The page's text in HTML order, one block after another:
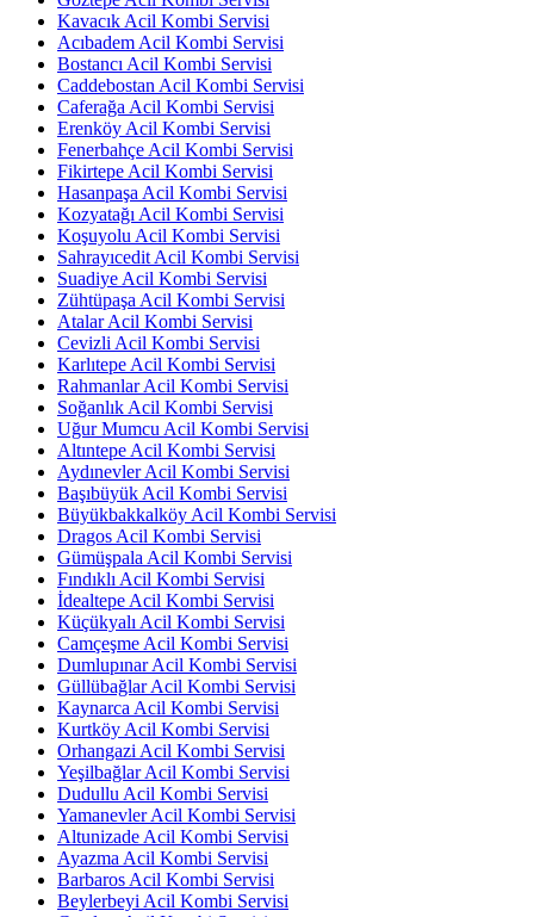
Kavacık Acil Kombi Servisi
Acıbadem Acil Kombi Servisi
Bostancı Acil Kombi Servisi
Caddebostan Acil Kombi Servisi
Caferağa Acil Kombi Servisi
Erenköy Acil Kombi Servisi
Fenerbahçe Acil Kombi Servisi
Fikirtepe Acil Kombi Servisi
Hasanpaşa Acil Kombi Servisi
Kozyatağı Acil Kombi Servisi
Koşuyolu Acil Kombi Servisi
Sahrayıcedit Acil Kombi Servisi
Suadiye Acil Kombi Servisi
Zühtüpaşa Acil Kombi Servisi
Atalar Acil Kombi Servisi
Cevizli Acil Kombi Servisi
Karlıtepe Acil Kombi Servisi
Rahmanlar Acil Kombi Servisi
Soğanlık Acil Kombi Servisi
Uğur Mumcu Acil Kombi Servisi
Altıntepe Acil Kombi Servisi
Aydınevler Acil Kombi Servisi
Başıbüyük Acil Kombi Servisi
Büyükbakkalköy Acil Kombi Servisi
Dragos Acil Kombi Servisi
Gümüşpala Acil Kombi Servisi
Fındıklı Acil Kombi Servisi
İdealtepe Acil Kombi Servisi
Küçükyalı Acil Kombi Servisi
Camçeşme Acil Kombi Servisi
Dumlupınar Acil Kombi Servisi
Güllübağlar Acil Kombi Servisi
Kaynarca Acil Kombi Servisi
Kurtköy Acil Kombi Servisi
Orhangazi Acil Kombi Servisi
Yeşilbağlar Acil Kombi Servisi
Dudullu Acil Kombi Servisi
Yamanevler Acil Kombi Servisi
Altunizade Acil Kombi Servisi
Ayazma Acil Kombi Servisi
Barbaros Acil Kombi Servisi
Beylerbeyi Acil Kombi Servisi